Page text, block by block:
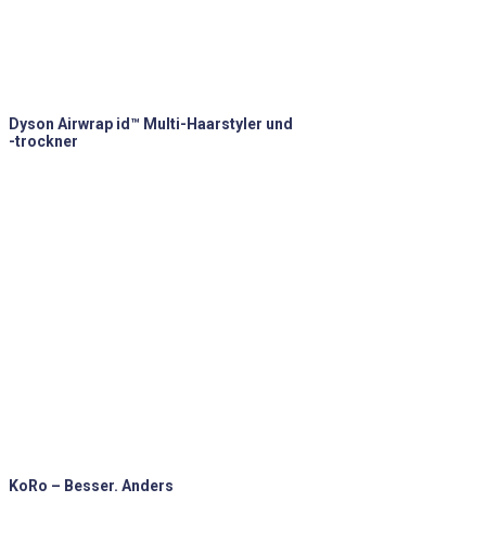
Dyson Airwrap id™ Multi-Haarstyler und
-trockner
KoRo – Besser. Anders